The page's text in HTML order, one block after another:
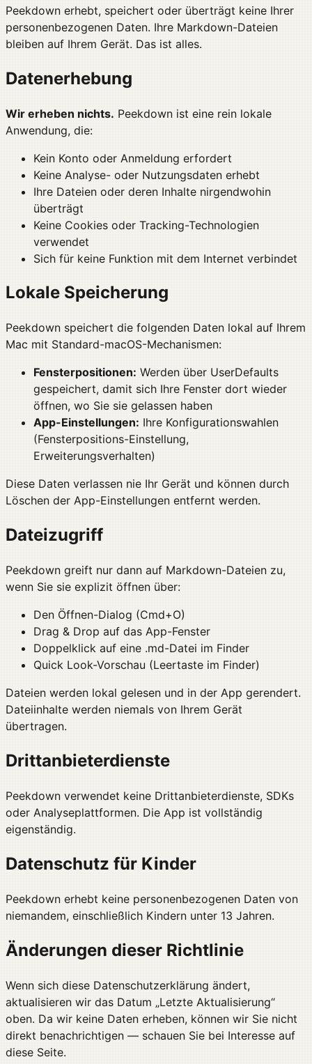
Peekdown erhebt, speichert oder überträgt keine Ihrer
personenbezogenen Daten. Ihre Markdown-Dateien
bleiben auf Ihrem Gerät. Das ist alles.
Datenerhebung
Wir erheben nichts. Peekdown ist eine rein lokale
Anwendung, die:
Kein Konto oder Anmeldung erfordert
Keine Analyse- oder Nutzungsdaten erhebt
Ihre Dateien oder deren Inhalte nirgendwohin
überträgt
Keine Cookies oder Tracking-Technologien
verwendet
Sich für keine Funktion mit dem Internet verbindet
Lokale Speicherung
Peekdown speichert die folgenden Daten lokal auf Ihrem
Mac mit Standard-macOS-Mechanismen:
Fensterpositionen: Werden über UserDefaults
gespeichert, damit sich Ihre Fenster dort wieder
öffnen, wo Sie sie gelassen haben
App-Einstellungen: Ihre Konfigurationswahlen
(Fensterpositions-Einstellung,
Erweiterungsverhalten)
Diese Daten verlassen nie Ihr Gerät und können durch
Löschen der App-Einstellungen entfernt werden.
Dateizugriff
Peekdown greift nur dann auf Markdown-Dateien zu,
wenn Sie sie explizit öffnen über:
Den Öffnen-Dialog (Cmd+O)
Drag & Drop auf das App-Fenster
Doppelklick auf eine .md-Datei im Finder
Quick Look-Vorschau (Leertaste im Finder)
Dateien werden lokal gelesen und in der App gerendert.
Dateiinhalte werden niemals von Ihrem Gerät
übertragen.
Drittanbieterdienste
Peekdown verwendet keine Drittanbieterdienste, SDKs
oder Analyseplattformen. Die App ist vollständig
eigenständig.
Datenschutz für Kinder
Peekdown erhebt keine personenbezogenen Daten von
niemandem, einschließlich Kindern unter 13 Jahren.
Änderungen dieser Richtlinie
Wenn sich diese Datenschutzerklärung ändert,
aktualisieren wir das Datum „Letzte Aktualisierung“
oben. Da wir keine Daten erheben, können wir Sie nicht
direkt benachrichtigen — schauen Sie bei Interesse auf
diese Seite.